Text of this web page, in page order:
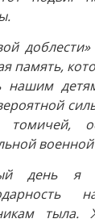
память,
нашим
томичей,
день я
тыла.